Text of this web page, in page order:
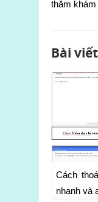
thăm khám
Bài
Cách
nhanh và